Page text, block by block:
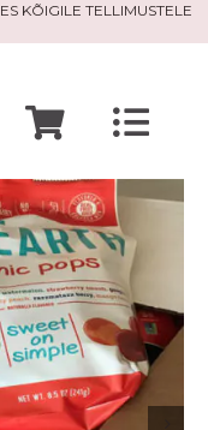
KÕIGILE TELLIMUSTELE
Avaleht
Mine
Meist